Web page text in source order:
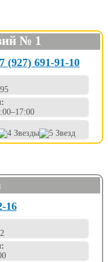
№ 1
(927) 691-91-10
16